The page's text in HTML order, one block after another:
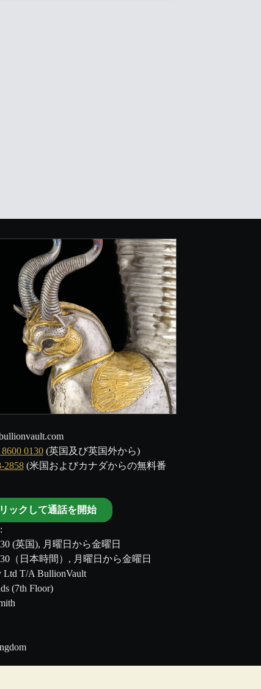
0130(英国及び英国外から)
2858(米国およびカナダからの無料番
ックして通話を開始
(英国), 月曜日から金曜日
（日本時間）, 月曜日から金曜日
Ltd T/A BullionVault
(7th Floor)